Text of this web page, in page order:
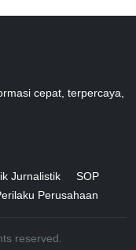
cepat, terpercaya,
Jurnalistik
SOP
Perusahaan
reserved.